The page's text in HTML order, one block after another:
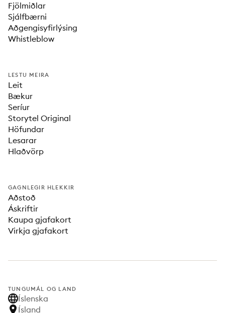
Fjölmiðlar
Sjálfbærni
Aðgengisyfirlýsing
Whistleblow
LESTU MEIRA
Leit
Bækur
Seríur
Storytel Original
Höfundar
Lesarar
Hlaðvörp
GAGNLEGIR HLEKKIR
Aðstoð
Áskriftir
Kaupa gjafakort
Virkja gjafakort
TUNGUMÁL OG LAND
Íslenska
Ísland